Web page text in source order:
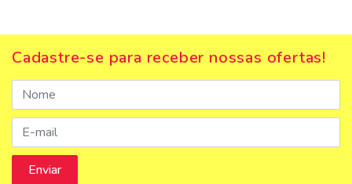
Cadastre-se para receber nossas ofertas!